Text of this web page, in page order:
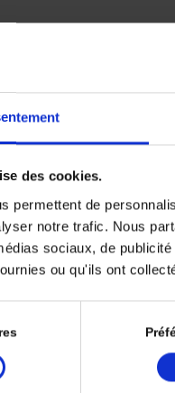
des cookies.
permettent de
notre trafic. Nous
sociaux, de
ou qu'ils ont14 octobre
femme et demeure de
avancé ou récidivant.
de la maladie.